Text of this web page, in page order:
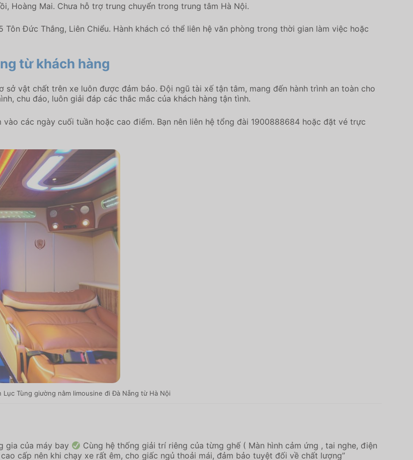
Hoàng Mai. Chưa hỗ trợ trung chuyển trong trung tâm Hà Nội.
Tôn Đức Thắng, Liên Chiểu. Hành khách có thể liên hệ văn phòng trong thời gian làm việc hoặc
từ khách hàng
sở vật chất trên xe luôn được đảm bảo. Đội ngũ tài xế tận tâm, mang đến hành trình an toàn cho
chu đáo, luôn giải đáp các thắc mắc của khách hàng tận tình.
các ngày cuối tuần hoặc cao điểm. Bạn nên liên hệ tổng đài 1900888684 hoặc đặt vé trực
Lục Tùng giường nằm limousine đi Đà Nẵng từ Hà Nội
gia của máy bay
Cùng hệ thống giải trí riêng của từng ghế ( Màn hình cảm ứng , tai nghe, điện
cấp nên khi chạy xe rất êm, cho giấc ngủ thoải mái, đảm bảo tuyệt đối về chất lượng”